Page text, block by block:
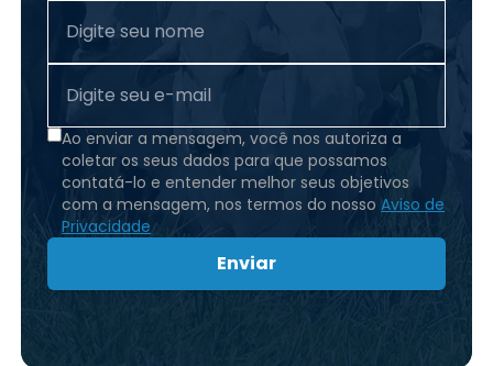
Ao enviar a mensagem, você nos autoriza a
coletar os seus dados para que possamos
contatá-lo e entender melhor seus objetivos
com a mensagem, nos termos do nossoAviso de
Privacidade
Enviar